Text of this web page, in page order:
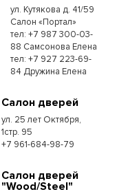
ул. Кутякова д. 41/59
Салон «Портал»
тел: +7 987 300-03-
88 Самсонова Елена
тел: +7 927 223-69-
84 Дружина Елена
Салон дверей
ул. 25 лет Октября,
1стр. 95
+7 961-684-98-79
Салон дверей
"Wood/Steel"